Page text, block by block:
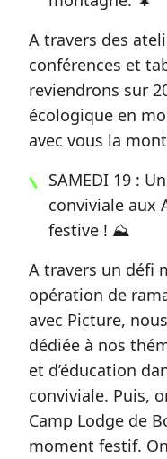
A travers des
conférences et
reviendrons sur
écologique en
avec vous la
SAMEDI 19 :
conviviale aux
festive ! ⛰
A travers un défi
opération de
avec Picture,
dédiée à nos
et d’éducation
conviviale. Puis,
Camp Lodge de
moment festif.